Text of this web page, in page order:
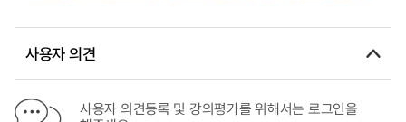
Applications Pre- and Post-Awareness Survey and
사용자 의견
사용자 의견등록 및 강의평가를 위해서는 로그인을